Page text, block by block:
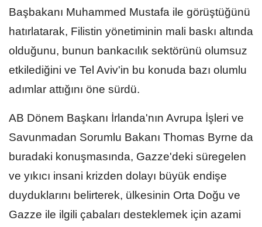
Başbakanı Muhammed Mustafa ile görüştüğünü
hatırlatarak, Filistin yönetiminin mali baskı altında
olduğunu, bunun bankacılık sektörünü olumsuz
etkilediğini ve Tel Aviv'in bu konuda bazı olumlu
adımlar attığını öne sürdü.
AB Dönem Başkanı İrlanda'nın Avrupa İşleri ve
Savunmadan Sorumlu Bakanı Thomas Byrne da
buradaki konuşmasında, Gazze'deki süregelen
ve yıkıcı insani krizden dolayı büyük endişe
duyduklarını belirterek, ülkesinin Orta Doğu ve
Gazze ile ilgili çabaları desteklemek için azami